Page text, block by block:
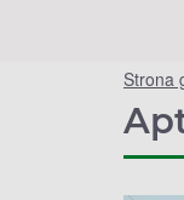
Strona